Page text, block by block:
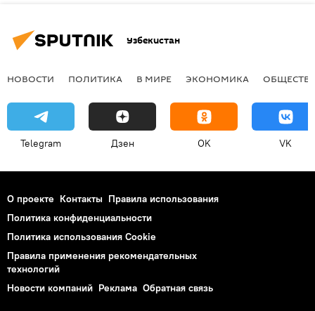
Узбекистан
НОВОСТИ ПОЛИТИКА В МИРЕ ЭКОНОМИКА
Telegram Дзен OK VK
О проекте Контакты Правила использования
Политика конфиденциальности
Политика использования Cookie
Правила применения рекомендательных
технологий
Новости компаний Реклама Обратная связь